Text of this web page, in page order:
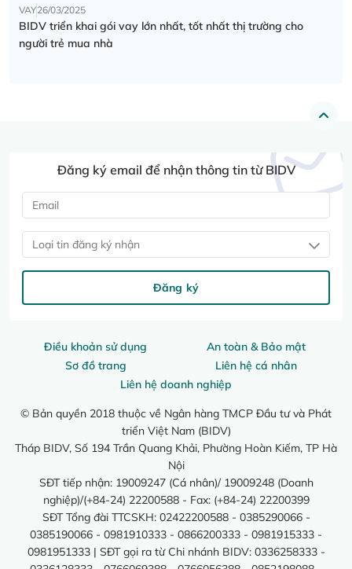
VAY26/03/2025
BIDV triển khai gói vay lớn nhất, tốt nhất thị trường cho
người trẻ mua nhà
Điều khoản sử dụng
An toàn & Bảo mật
Sơ đồ trang
Liên hệ cá nhân
Liên hệ doanh nghiệp
© Bản quyền 2018 thuộc về Ngân hàng TMCP Đầu tư và Phát
triển Việt Nam (BIDV)
Tháp BIDV, Số 194 Trần Quang Khải, Phường Hoàn Kiếm, TP Hà
Nội
SĐT tiếp nhận: 19009247 (Cá nhân)/ 19009248 (Doanh
nghiệp)/(+84-24) 22200588 - Fax: (+84-24) 22200399
SĐT Tổng đài TTCSKH: 02422200588 - 0385290066 -
0385190066 - 0981910333 - 0866200333 - 0981915333 -
0981951333 | SĐT gọi ra từ Chi nhánh BIDV: 0336258333 -
Đăng ký email để nhận thông tin từ BIDV
Loại tin đăng ký nhận
Đăng ký